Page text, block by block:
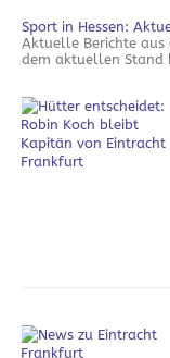
Sport in Hessen:
Aktuelle Berichte aus
dem aktuellen Stand